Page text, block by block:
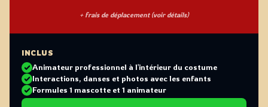
+ frais de déplacement (voir détails)
INCLUS
Animateur professionnel à l'intérieur du costume
Interactions, danses et photos avec les enfants
Formules 1 mascotte et 1 animateur